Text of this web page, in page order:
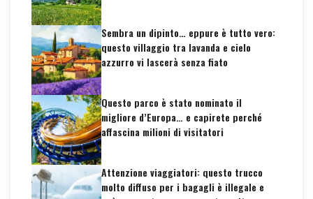
Sembra un dipinto… eppure è tutto vero:
questo villaggio tra lavanda e cielo
azzurro vi lascerà senza fiato
Questo parco è stato nominato il
migliore d’Europa… e capirete perché
affascina milioni di visitatori
Attenzione viaggiatori: questo trucco
molto diffuso per i bagagli è illegale e